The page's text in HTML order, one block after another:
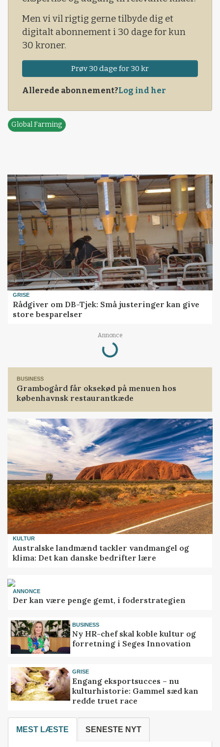
Men vi vil rigtig gerne tilbyde dig et
digitalt abonnement i 30 dage for kun
30 kroner.
Prøv 30 dage for 30 kr
Allerede abonnement?Log ind her
Global Farming
GRISE
Rådgiver om DB-Tjek: Små justeringer kan give
store besparelser
Annonce
Loading...
BUSINESS
Grambogård får oksekød på menuen hos
københavnsk restaurantkæde
KULTUR
Australske landmænd tackler vandmangel og
klima: Det kan danske bedrifter lære
ANNONCE
Der kan være penge gemt, i foderstrategien
BUSINESS
Ny HR-chef skal koble kultur og
forretning i Seges Innovation
GRISE
Engang eksportsucces – nu
kulturhistorie: Gammel sæd kan
redde truet race
MEST LÆSTE SENESTE NYT